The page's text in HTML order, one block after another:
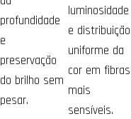
profundidade
e
preservação
do brilho sem
pesar.
luminosidade
e distribuição
uniforme da
cor em fibras
mais
sensíveis.